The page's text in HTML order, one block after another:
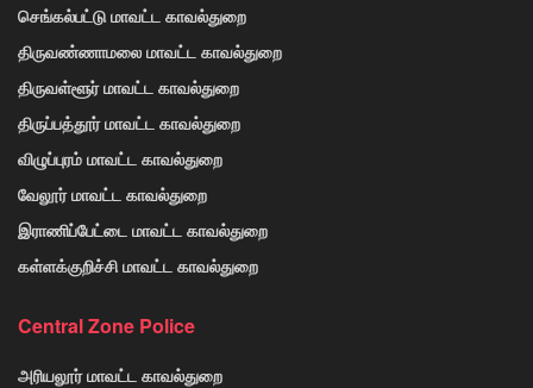
செங்கல்பட்டு மாவட்ட காவல்துறை
திருவண்ணாமலை மாவட்ட காவல்துறை
திருவள்ளூர் மாவட்ட காவல்துறை
திருப்பத்தூர் மாவட்ட காவல்துறை
விழுப்புரம் மாவட்ட காவல்துறை
வேலூர் மாவட்ட காவல்துறை
இராணிப்பேட்டை மாவட்ட காவல்துறை
கள்ளக்குறிச்சி மாவட்ட காவல்துறை
Central Zone Police
அரியலூர் மாவட்ட காவல்துறை